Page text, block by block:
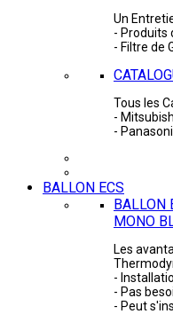
Un
- Produits
- Filtre de
Tous les
-
-
BALLON ECS
BALLON
MONO
Les
-
- Pas
- Peut